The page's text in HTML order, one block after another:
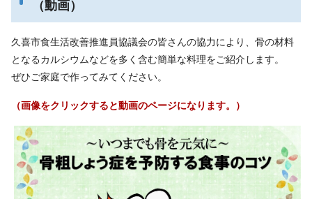
（動画）
久喜市食生活改善推進員協議会の皆さんの協力により、骨の材料
となるカルシウムなどを多く含む簡単な料理をご紹介します。
ぜひご家庭で作ってみてください。
（画像をクリックすると動画のページになります。）